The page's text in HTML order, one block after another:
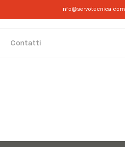
info@servotecnica.com
Contatti